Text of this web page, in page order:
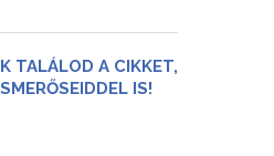
TALÁLOD A CIKKET,
IS!